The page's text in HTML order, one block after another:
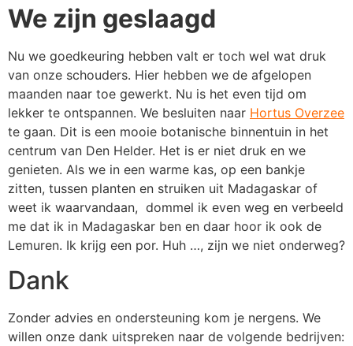
We zijn geslaagd
Nu we goedkeuring hebben valt er toch wel wat druk
van onze schouders. Hier hebben we de afgelopen
maanden naar toe gewerkt. Nu is het even tijd om
lekker te ontspannen. We besluiten naar Hortus Overzee
te gaan. Dit is een mooie botanische binnentuin in het
centrum van Den Helder. Het is er niet druk en we
genieten. Als we in een warme kas, op een bankje
zitten, tussen planten en struiken uit Madagaskar of
weet ik waarvandaan, dommel ik even weg en verbeeld
me dat ik in Madagaskar ben en daar hoor ik ook de
Lemuren. Ik krijg een por. Huh …, zijn we niet onderweg?
Dank
Zonder advies en ondersteuning kom je nergens. We
willen onze dank uitspreken naar de volgende bedrijven: